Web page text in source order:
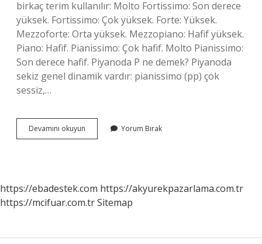
birkaç terim kullanılır: Molto Fortissimo: Son derece
yüksek. Fortissimo: Çok yüksek. Forte: Yüksek.
Mezzoforte: Orta yüksek. Mezzopiano: Hafif yüksek.
Piano: Hafif. Pianissimo: Çok hafif. Molto Pianissimo:
Son derece hafif. Piyanoda P ne demek? Piyanoda
sekiz genel dinamik vardır: pianissimo (pp) çok
sessiz,…
Devamını okuyun
Terimi
Yorum Bırak
https://ebadestek.com https://akyurekpazarlama.com.tr
https://mcifuar.com.trSitemap